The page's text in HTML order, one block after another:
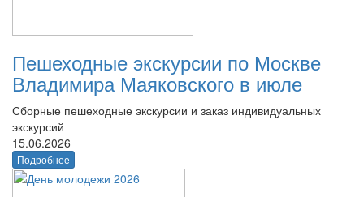
Пешеходные экскурсии по Москве
Владимира Маяковского в июле
Сборные пешеходные экскурсии и заказ индивидуальных
экскурсий
15.06.2026
Подробнее